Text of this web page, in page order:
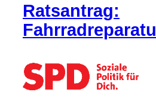
Ratsantrag: